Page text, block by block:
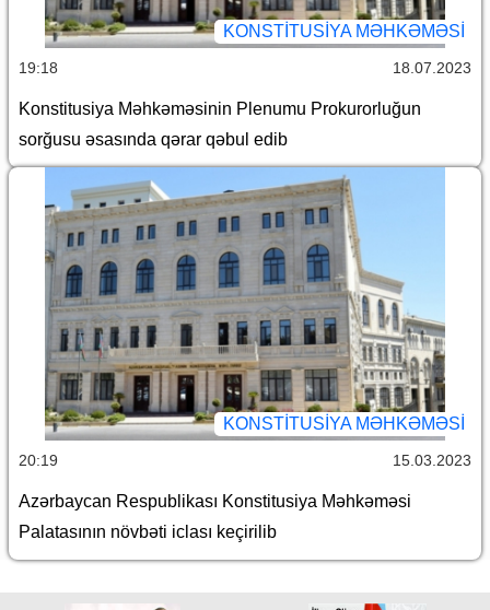
KONSTITUSIYA MƏHKƏMƏSI
19:18 18.07.2023
Konstitusiya Məhkəməsinin Plenumu Prokurorluğun
sorğusu əsasında qərar qəbul edib
KONSTITUSIYA MƏHKƏMƏSI
20:19 15.03.2023
Azərbaycan Respublikası Konstitusiya Məhkəməsi
Palatasının növbəti iclası keçirilib